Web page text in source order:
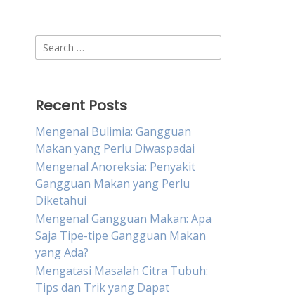
Search
for:
Recent Posts
Mengenal Bulimia: Gangguan
Makan yang Perlu Diwaspadai
Mengenal Anoreksia: Penyakit
Gangguan Makan yang Perlu
Diketahui
Mengenal Gangguan Makan: Apa
Saja Tipe-tipe Gangguan Makan
yang Ada?
Mengatasi Masalah Citra Tubuh:
Tips dan Trik yang Dapat